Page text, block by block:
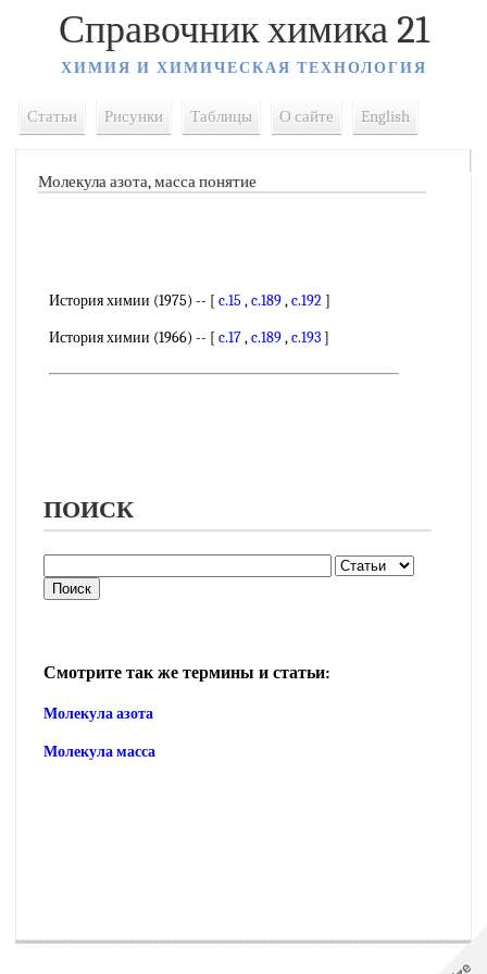
Справочник химика 21
ХИМИЯ И ХИМИЧЕСКАЯ ТЕХНОЛОГИЯ
Статьи Рисунки Таблицы О сайте English
Молекула азота, масса понятие
История химии (1975) -- [ c.15 ,c.189,c.192]
История химии (1966) -- [ c.17,c.189,c.193]
ПОИСК
Смотрите так же термины и статьи:
Молекула азота
Молекула масса